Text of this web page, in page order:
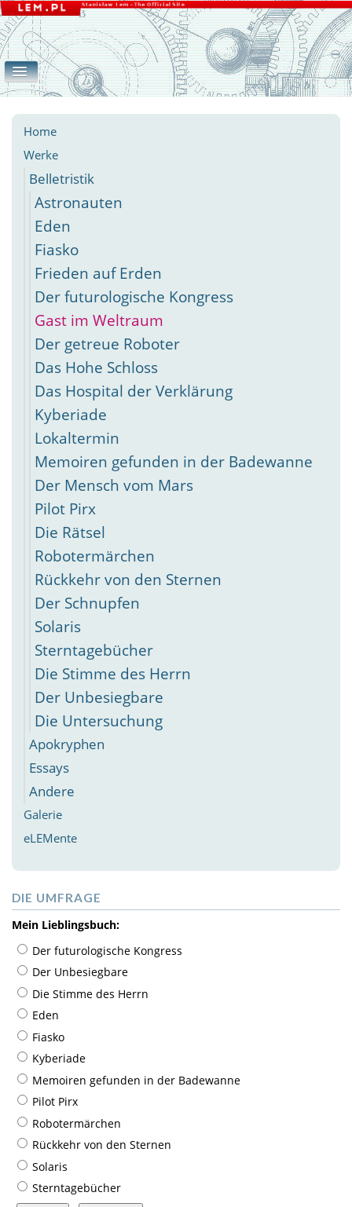
Belletristik
Home
Werke
Belletristik
Astronauten
Eden
Fiasko
Frieden auf Erden
Der futurologische Kongress
Gast im Weltraum
Der getreue Roboter
Das Hohe Schloss
Das Hospital der Verklärung
Kyberiade
Lokaltermin
Memoiren gefunden in der Badewanne
Der Mensch vom Mars
Pilot Pirx
Die Rätsel
Robotermärchen
Rückkehr von den Sternen
Der Schnupfen
Solaris
Sterntagebücher
Die Stimme des Herrn
Der Unbesiegbare
Die Untersuchung
Apokryphen
Essays
Andere
Galerie
eLEMente
DIE UMFRAGE
Mein Lieblingsbuch:
Der futurologische Kongress
Der Unbesiegbare
Die Stimme des Herrn
Eden
Fiasko
Kyberiade
Memoiren gefunden in der Badewanne
Pilot Pirx
Robotermärchen
Rückkehr von den Sternen
Solaris
Sterntagebücher